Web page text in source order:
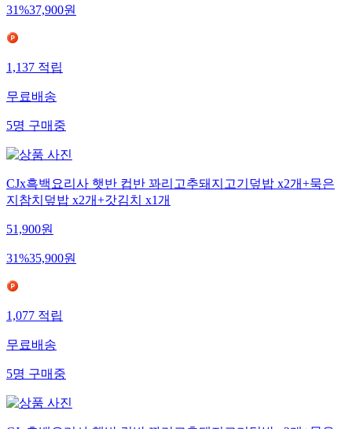
31%37,900원
1,137적립
무료배송
5명구매중
CJx흑백요리사 햇반 컵반 꽈리고추돼지고기덮밥 x2개+묵은
지참치덮밥 x2개+갓김치 x1개
51,900원
31%35,900원
1,077적립
무료배송
5명구매중